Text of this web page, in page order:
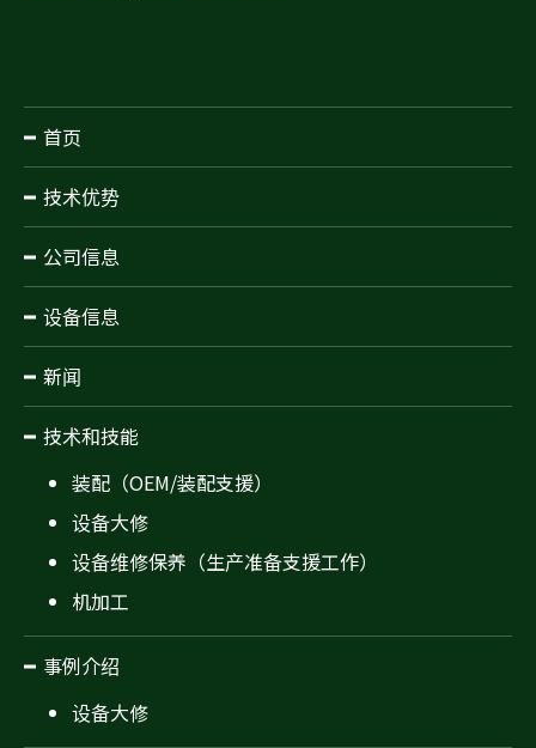
首页
技术优势
公司信息
设备信息
新闻
技术和技能
装配（OEM/装配支援）
设备大修
设备维修保养（生产准备支援工作）
机加工
事例介绍
设备大修